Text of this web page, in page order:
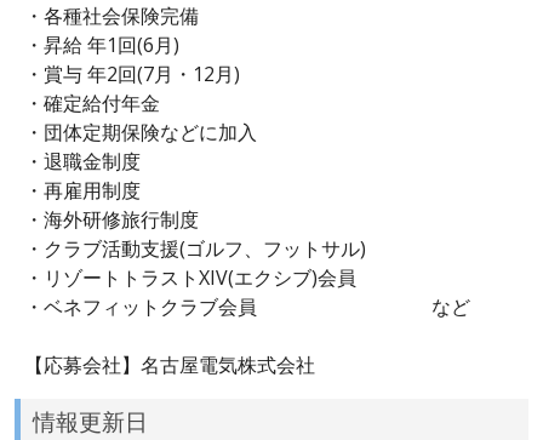
・各種社会保険完備
・昇給 年1回(6月)
・賞与 年2回(7月・12月)
・確定給付年金
・団体定期保険などに加入
・退職金制度
・再雇用制度
・海外研修旅行制度
・クラブ活動支援(ゴルフ、フットサル)
・リゾートトラストXIV(エクシブ)会員
・ベネフィットクラブ会員 など
【応募会社】名古屋電気株式会社
情報更新日